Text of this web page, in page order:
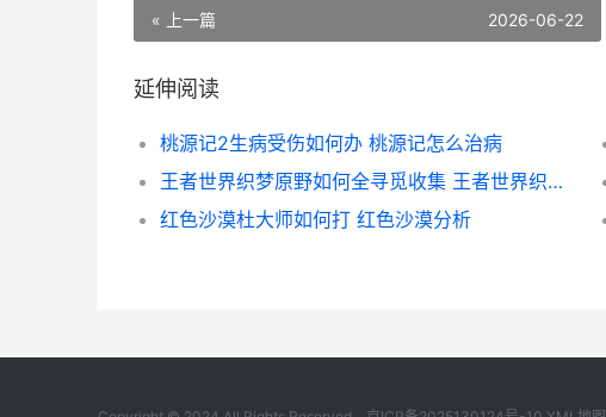
« 上一篇 2026-06-22
延伸阅读
桃源记2生病受伤如何办 桃源记怎么治病
王者世界织梦原野如何全寻觅收集 王者世界织梦原野藏宝图
红色沙漠杜大师如何打 红色沙漠分析